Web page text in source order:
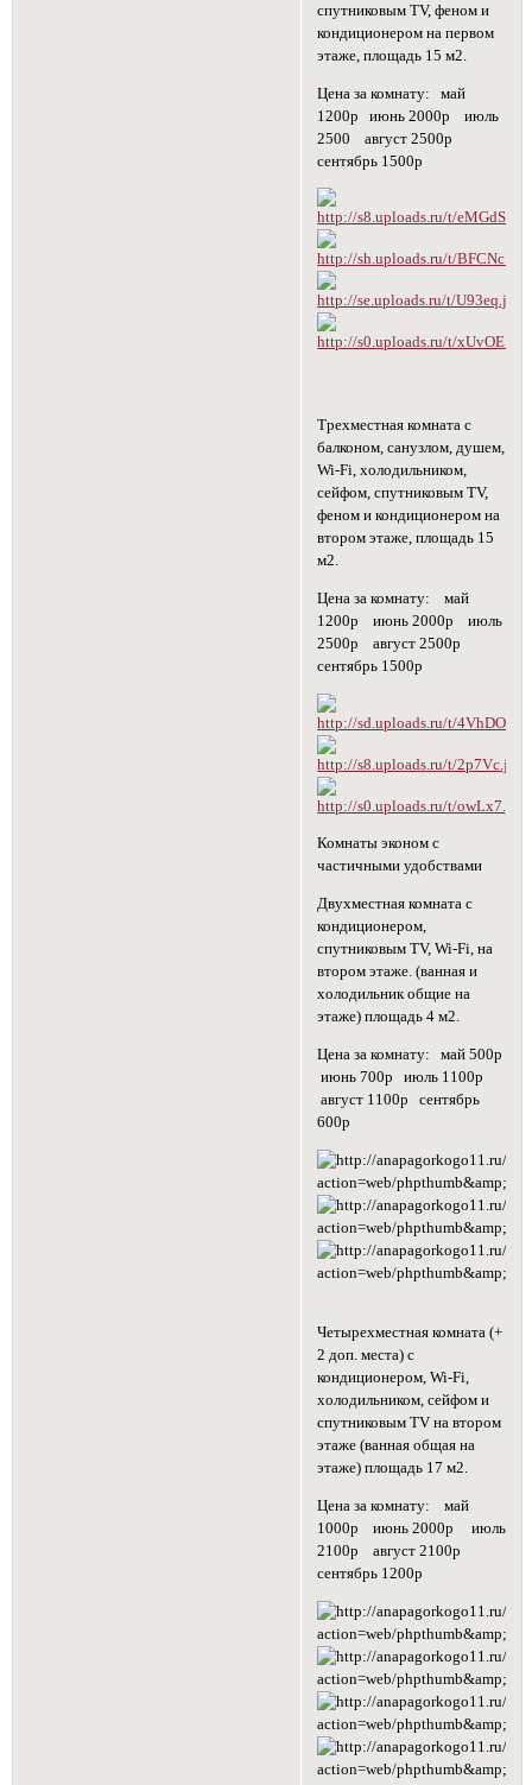
спутниковым TV, феном и
кондиционером на первом
этаже, площадь 15 м2.
Цена за комнату: май
1200р июнь 2000р июль
2500 август 2500р
сентябрь 1500р
Трехместная комната с
балконом, санузлом, душем,
Wi-Fi, холодильником,
сейфом, спутниковым TV,
феном и кондиционером на
втором этаже, площадь 15
м2.
Цена за комнату: май
1200р июнь 2000р июль
2500р август 2500р
сентябрь 1500р
Комнаты эконом с
частичными удобствами
Двухместная комната с
кондиционером,
спутниковым TV, Wi-Fi, на
втором этаже. (ванная и
холодильник общие на
этаже) площадь 4 м2.
Цена за комнату: май 500р
июнь 700р июль 1100р
август 1100р сентябрь
600р
Четырехместная комната (+
2 доп. места) с
кондиционером, Wi-Fi,
холодильником, сейфом и
спутниковым TV на втором
этаже (ванная общая на
этаже) площадь 17 м2.
Цена за комнату: май
1000р июнь 2000р июль
2100р август 2100р
сентябрь 1200р